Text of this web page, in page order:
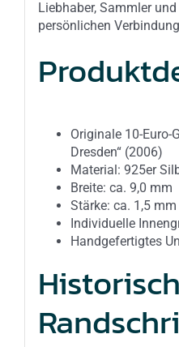
Liebhaber, Sammler
persönlichen
Originale 10-Euro-
Dresden“ (2006)
Material: 925er
Breite: ca. 9,0 mm
Stärke: ca. 1,5 mm
Individuelle
Handgefertigtes